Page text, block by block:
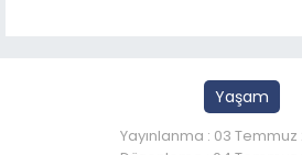
Yaşam
Yayınlanma : 03 Temmuz